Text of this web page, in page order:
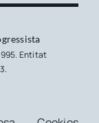
Entitat